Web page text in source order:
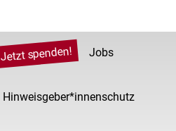
Jetzt spenden! Jobs
Hinweisgeber*innenschutz